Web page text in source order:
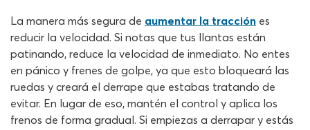
La manera más segura de aumentar la tracción es
reducir la velocidad. Si notas que tus llantas están
patinando, reduce la velocidad de inmediato. No entes
en pánico y frenes de golpe, ya que esto bloqueará las
ruedas y creará el derrape que estabas tratando de
evitar. En lugar de eso, mantén el control y aplica los
frenos de forma gradual. Si empiezas a derrapar y estás